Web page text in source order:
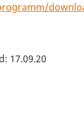
17.09.20